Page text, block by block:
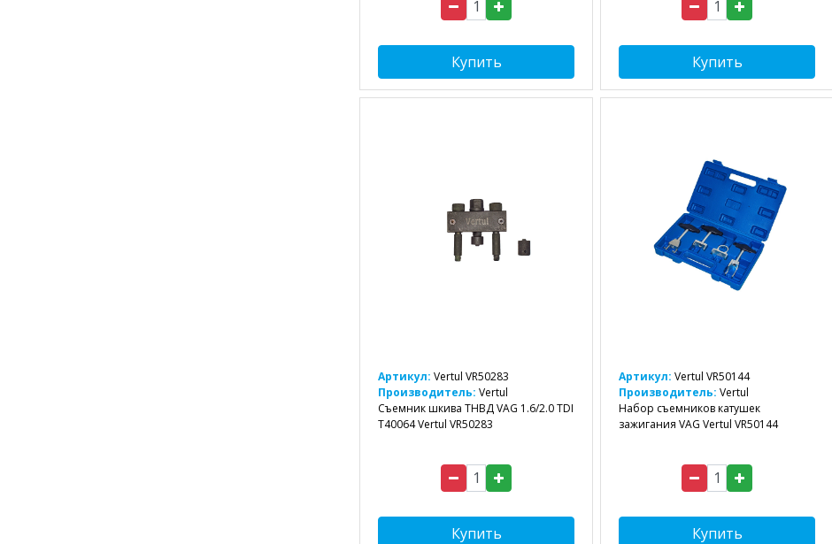
Купить Купить
Артикул: Vertul VR50283
Производитель: Vertul
Съемник шкива ТНВД VAG 1.6/2.0 TDI
T40064 Vertul VR50283
Купить
Артикул: Vertul VR50144
Производитель: Vertul
Набор съемников катушек
зажигания VAG Vertul VR50144
Купить